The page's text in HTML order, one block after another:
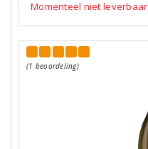
Momenteel niet leverbaar
(1 beoordeling)